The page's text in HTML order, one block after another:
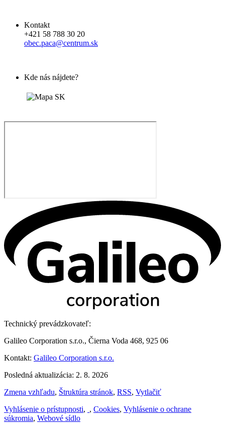
Kontakt
+421 58 788 30 20
obec.paca@centrum.sk
Kde nás nájdete?
Technický prevádzkovateľ:
Galileo Corporation s.r.o., Čierna Voda 468, 925 06
Kontakt: Galileo Corporation s.r.o.
Posledná aktualizácia: 2. 8. 2026
Zmena vzhľadu, Štruktúra stránok, RSS, Vytlačiť
Vyhlásenie o prístupnosti, , Cookies, Vyhlásenie o ochrane
súkromia, Webové sídlo